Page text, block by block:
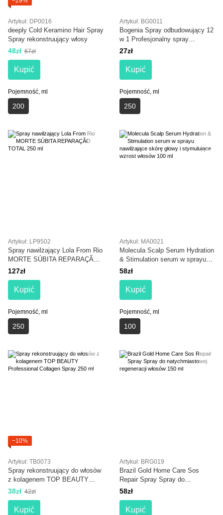
Artykuł: DP0016
deeply Cold Keramino Hair Spray
Spray rekonstruujący włosy
48zł 67zł
Kupić
Pojemność, ml
200
Artykuł: BG0011
Bogenia Spray odbudowujący 12
w 1 Profesjonalny spray
odbudowujący 250 ml
27zł
Kupić
Pojemność, ml
250
Artykuł: LP9502
Spray nawilżający Lola From Rio
MORTE SÚBITA REPARAÇÃO
TOTAL 250 ml
127zł
Kupić
Pojemność, ml
250
Artykuł: MA0021
Molecula Scalp Serum Hydration
& Stimulation serum w sprayu
nawilżające skórę głowy i
ml
58zł
Kupić
Pojemność, ml
100
−10%
Artykuł: TB0073
Spray rekonstruujący do włosów
z kolagenem TOP BEAUTY
Professional Collagen Spray 250
38zł 42zł
Kupić
Artykuł: BRG019
Brazil Gold Home Care Sos
Repair Spray Spray do
natychmiastowej regeneracji
58zł
Kupić